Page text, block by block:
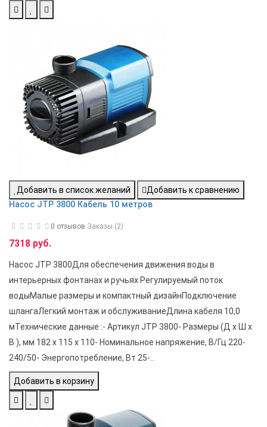
Добавить в список желаний
Добавить к сравнению
Насос JTP 3800 Кабель 10 метров
0 отзывов Заказы (2)
7318 руб.
Насос JTP 3800Для обеспечения движения воды в
интерьерных фонтанах и ручьях Регулируемый поток
водыМалые размеры и компактный дизайнПодключение
шлангаЛегкий монтаж и обслуживаниеДлина кабеля 10,0
мТехнические данные :- Артикул JTP 3800- Размеры (Д х Ш х
В ), мм 182 х 115 х 110- Номинальное напряжение, В/Гц 220-
240/50- Энергопотребление, Вт 25-..
Добавить в корзину